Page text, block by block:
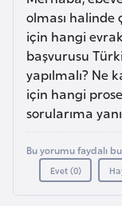
e
İ
ş
l
e
m
l
e
r
i
olması
için hangi
başvurusu
yapılmalı? Ne
için hangi
sorularıma
Bu yorumu faydalı
Evet (0)
r
y
a
A
z
e
b